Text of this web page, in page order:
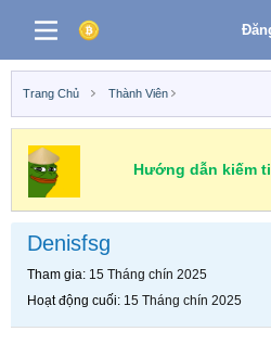
Trang Chủ Thành Viên
Hướng dẫn kiếm
Denisfsg
Tham gia 15 Tháng chín 2025
Hoạt động cuối 15 Tháng chín 2025